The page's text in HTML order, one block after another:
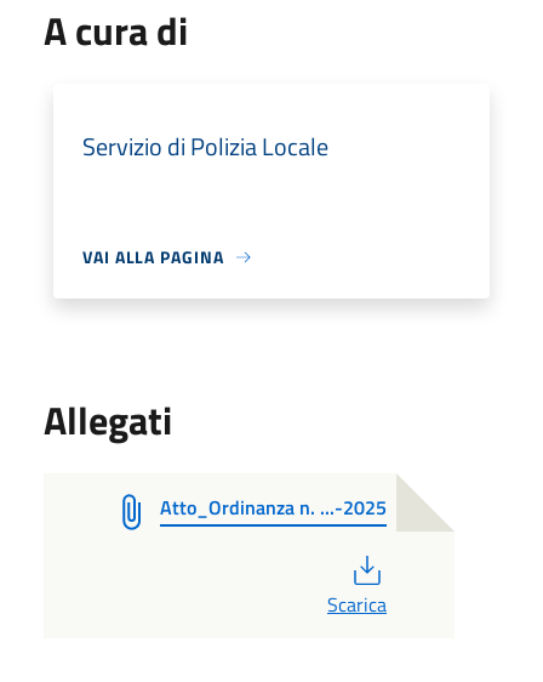
A cura di
Servizio di Polizia Locale
VAI ALLA PAGINA
Allegati
Atto_Ordinanza n. ...-2025
Scarica